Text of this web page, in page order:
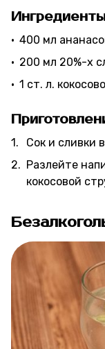
400 мл
200 мл 20%-х
1 ст. л.
Сок и сливки
Разлейте
кокосовой